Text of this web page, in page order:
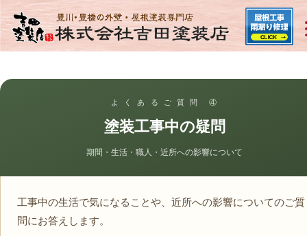
よ く あ る ご 質 問 ④
塗装工事中の疑問
期間・生活・職人・近所への影響について
工事中の生活で気になることや、近所への影響についてのご質
問にお答えします。